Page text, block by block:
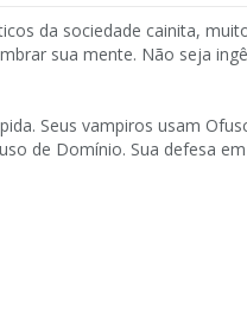
da sociedade cainita,
sua mente. Não seja
Seus vampiros usam
de Domínio. Sua defesa